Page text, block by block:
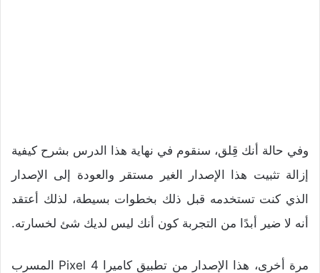
وفي حالة أنك قِلق، سنقوم في نهاية هذا الدرس بشرح كيفية
إزالة تثبيت هذا الإصدار الغير مستقر والعودة إلى الإصدار
الذي كنت تستخدمه قبل ذلك بخطوات بسيطة، لذلك أعتقد
أنه لا ضير أبدًا من التجربة كون أنك ليس لديك شئ لخسارته.
مرة أخرى، هذا الإصدار من تطبيق كاميرا Pixel 4 المسرب